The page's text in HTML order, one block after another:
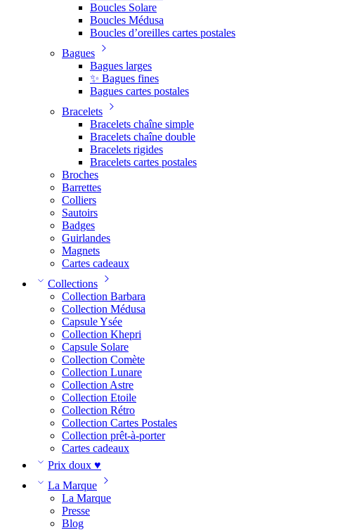
Boucles Solare
Boucles Médusa
Boucles d’oreilles cartes postales
Bagues
Bagues larges
✨ Bagues fines
Bagues cartes postales
Bracelets
Bracelets chaîne simple
Bracelets chaîne double
Bracelets rigides
Bracelets cartes postales
Broches
Barrettes
Colliers
Sautoirs
Badges
Guirlandes
Magnets
Cartes cadeaux
Collections
Collection Barbara
Collection Médusa
Capsule Ysée
Collection Khepri
Capsule Solare
Collection Comète
Collection Lunare
Collection Astre
Collection Etoile
Collection Rétro
Collection Cartes Postales
Collection prêt-à-porter
Cartes cadeaux
Prix doux ♥
La Marque
La Marque
Presse
Blog